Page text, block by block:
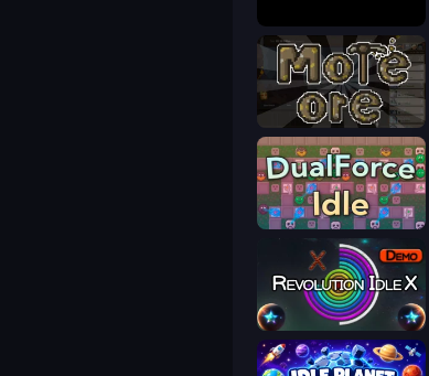
More Ore
DualForce Idle
Revolution Idle X